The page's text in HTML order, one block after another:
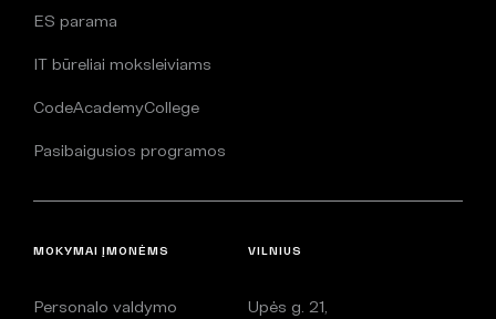
ES parama
IT būreliai moksleiviams
CodeAcademyCollege
Pasibaigusios programos
MOKYMAI ĮMONĖMS
Personalo valdymo
VILNIUS
Upės g. 21,